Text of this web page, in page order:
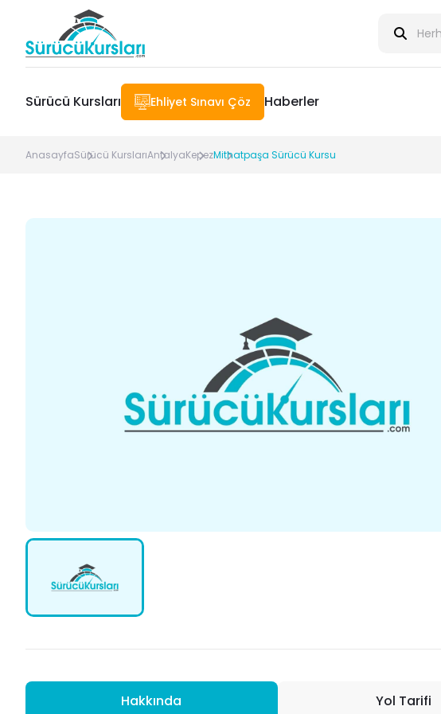
Sürücü Kursları Ehliyet Sınavı Çöz Haberler
AnasayfaSürücü KurslarıAntalyaKepezMithatpaşa Sürücü Kursu
Hakkında Yol Tarifi